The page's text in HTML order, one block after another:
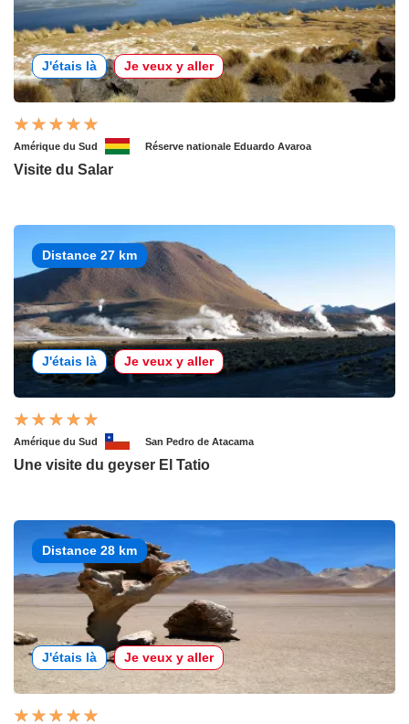
J'étais là Je veux y aller
Amérique du Sud Réserve nationale Eduardo Avaroa
Visite du Salar
Distance 27 km
J'étais là Je veux y aller
Amérique du Sud San Pedro de Atacama
Une visite du geyser El Tatio
Distance 28 km
J'étais là Je veux y aller